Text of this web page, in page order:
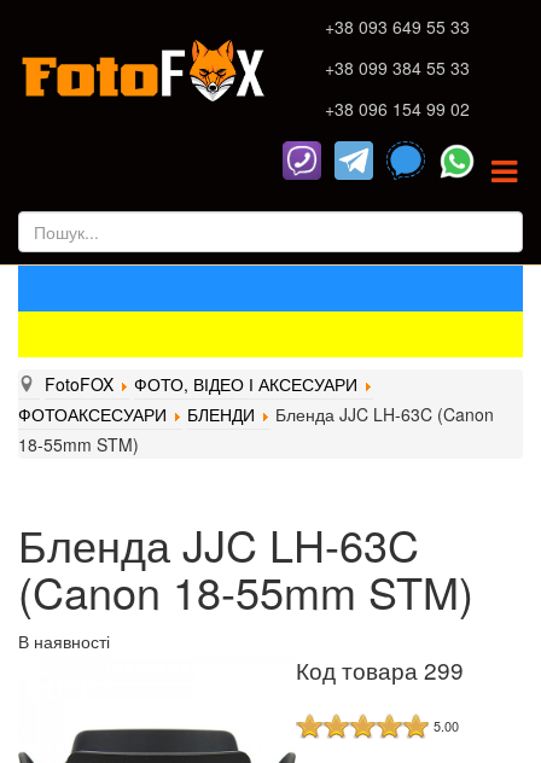
+38 093 649 55 33
+38 099 384 55 33
+38 096 154 99 02
FotoFOX
ФОТО, ВІДЕО І АКСЕСУАРИ
ФОТОАКСЕСУАРИ
БЛЕНДИ
Бленда JJC LH-63C (Canon
18-55mm STM)
Бленда JJC LH-63C
(Canon 18-55mm STM)
В наявності
Код товара 299
5.00